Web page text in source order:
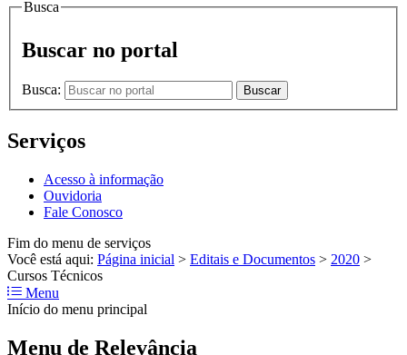
Busca
Buscar no portal
Busca: Buscar
Serviços
Acesso à informação
Ouvidoria
Fale Conosco
Fim do menu de serviços
Você está aqui: Página inicial > Editais e Documentos > 2020 >
Cursos Técnicos
Menu
Início do menu principal
Menu de Relevância